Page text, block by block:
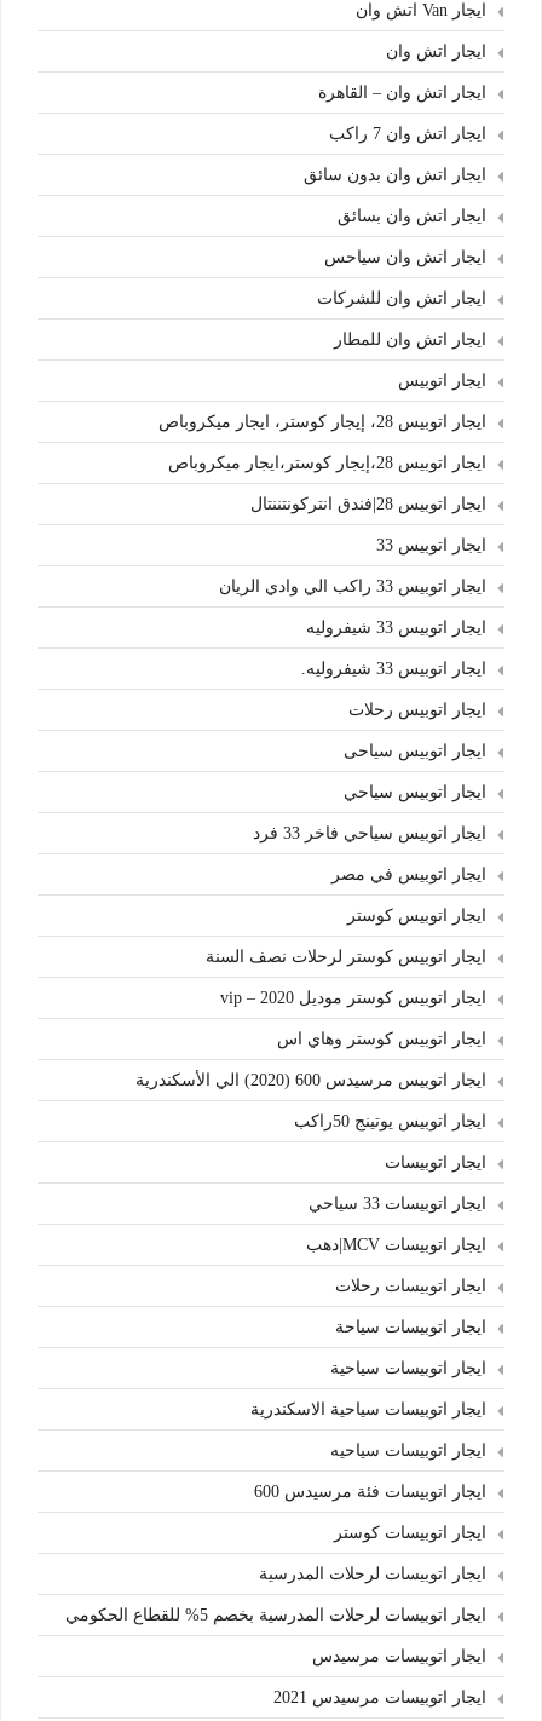
ايجار Van اتش وان
ايجار اتش وان
ايجار اتش وان – القاهرة
ايجار اتش وان 7 راكب
ايجار اتش وان بدون سائق
ايجار اتش وان بسائق
ايجار اتش وان سياحس
ايجار اتش وان للشركات
ايجار اتش وان للمطار
ايجار اتوبيس
ايجار اتوبيس 28، إيجار كوستر، ايجار ميكروباص
ايجار اتوبيس 28،إيجار كوستر،ايجار ميكروباص
ايجار اتوبيس 28|فندق انتركونتننتال
ايجار اتوبيس 33
ايجار اتوبيس 33 راكب الي وادي الريان
ايجار اتوبيس 33 شيفروليه
ايجار اتوبيس 33 شيفروليه.
ايجار اتوبيس رحلات
ايجار اتوبيس سياحى
ايجار اتوبيس سياحي
ايجار اتوبيس سياحي فاخر 33 فرد
ايجار اتوبيس في مصر
ايجار اتوبيس كوستر
ايجار اتوبيس كوستر لرحلات نصف السنة
ايجار اتوبيس كوستر موديل 2020 – vip
ايجار اتوبيس كوستر وهاي اس
ايجار اتوبيس مرسيدس 600 (2020) الي الأسكندرية
ايجار اتوبيس يوتينج 50راكب
ايجار اتوبيسات
ايجار اتوبيسات 33 سياحي
ايجار اتوبيسات MCV|دهب
ايجار اتوبيسات رحلات
ايجار اتوبيسات سياحة
ايجار اتوبيسات سياحية
ايجار اتوبيسات سياحية الاسكندرية
ايجار اتوبيسات سياحيه
ايجار اتوبيسات فئة مرسيدس 600
ايجار اتوبيسات كوستر
ايجار اتوبيسات لرحلات المدرسية
ايجار اتوبيسات لرحلات المدرسية بخصم 5% للقطاع الحكومي
ايجار اتوبيسات مرسيدس
ايجار اتوبيسات مرسيدس 2021